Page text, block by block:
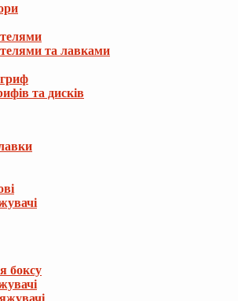
та лавками
та дисків
боксу